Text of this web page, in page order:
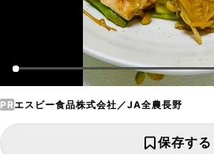
PR エスビー食品株式会社／JA全農長野
保存する